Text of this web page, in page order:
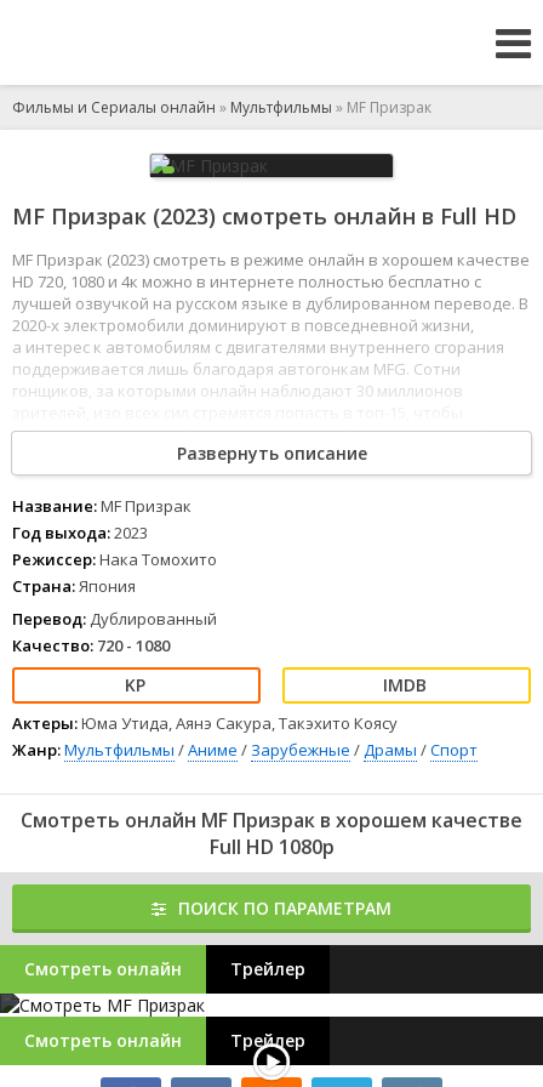
Фильмы и Сериалы онлайн » Мультфильмы » MF Призрак
MF Призрак (2023) смотреть онлайн в Full HD
MF Призрак (2023) смотреть в режиме онлайн в хорошем качестве
HD 720, 1080 и 4к можно в интернете полностью бесплатно с
лучшей озвучкой на русском языке в дублированном переводе. В
2020-х электромобили доминируют в повседневной жизни,
а интерес к автомобилям с двигателями внутреннего сгорания
поддерживается лишь благодаря автогонкам MFG. Сотни
гонщиков, за которыми онлайн наблюдают 30 миллионов
побороться за главный приз в размере 100 миллионов иен. Среди
тех, кто также стремится к вершине - 19-летний Каната, который
приехал в Японию после обучения в гоночной школе Англии.
Для него участие в MFG лишь ступенька на пути к главной
цели - найти пропавшего много лет назад отца.
1 23 45 678
Развернуть описание
Название:MF Призрак
Год выхода:2023
Режиссер:Нака Томохито
Страна:Япония
Перевод: Дублированный
Качество: 720 - 1080
Актеры:Юма Утида, Аянэ Сакура, Такэхито Коясу
Жанр:Мультфильмы /Аниме / Зарубежные /Драмы /Спорт
Смотреть онлайн MF Призрак в хорошем качестве
Full HD 1080p
ПОИСК ПО ПАРАМЕТРАМ
Смотреть онлайн Трейлер
Смотреть онлайн Трейлер